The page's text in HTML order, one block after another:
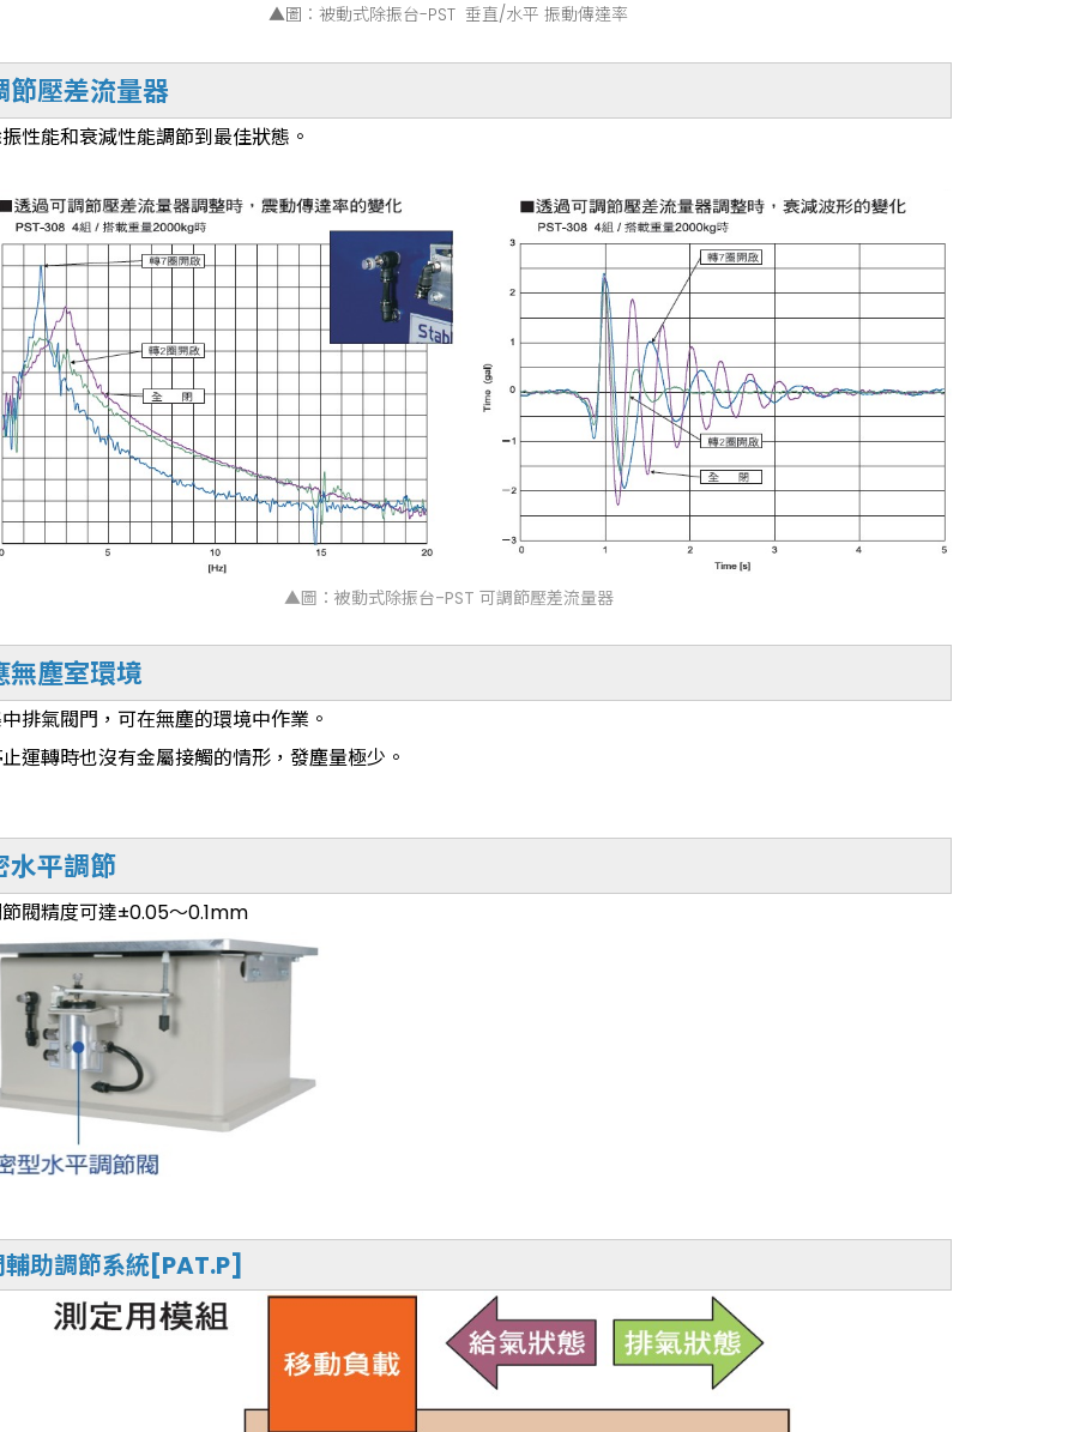
▲圖：被動式除振台-PST 垂直/水平 振動傳達率
節壓差流量器
性能和衰減性能調節到最佳狀態。
▲圖：被動式除振台-PST 可調節壓差流量器
無塵室環境
排氣閥門，可在無塵的環境中作業。
運轉時也沒有金屬接觸的情形，發塵量極少。
水平調節
閥精度可達±0.05～0.1mm
助調節系統[PAT.P]